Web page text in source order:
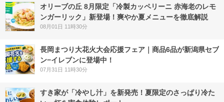
オリーブの丘 8月限定「冷製カッペリーニ 赤海老のレモ
ンガーリック」新登場！爽やか夏メニューを徹底解説
08月01日 11時30分
長岡まつり大花火大会応援フェア｜商品6品が新潟県セブ
ン−イレブンに登場中！
07月31日 11時30分
すき家が「冷やし汁」を新発売！夏限定のさっぱり冷た